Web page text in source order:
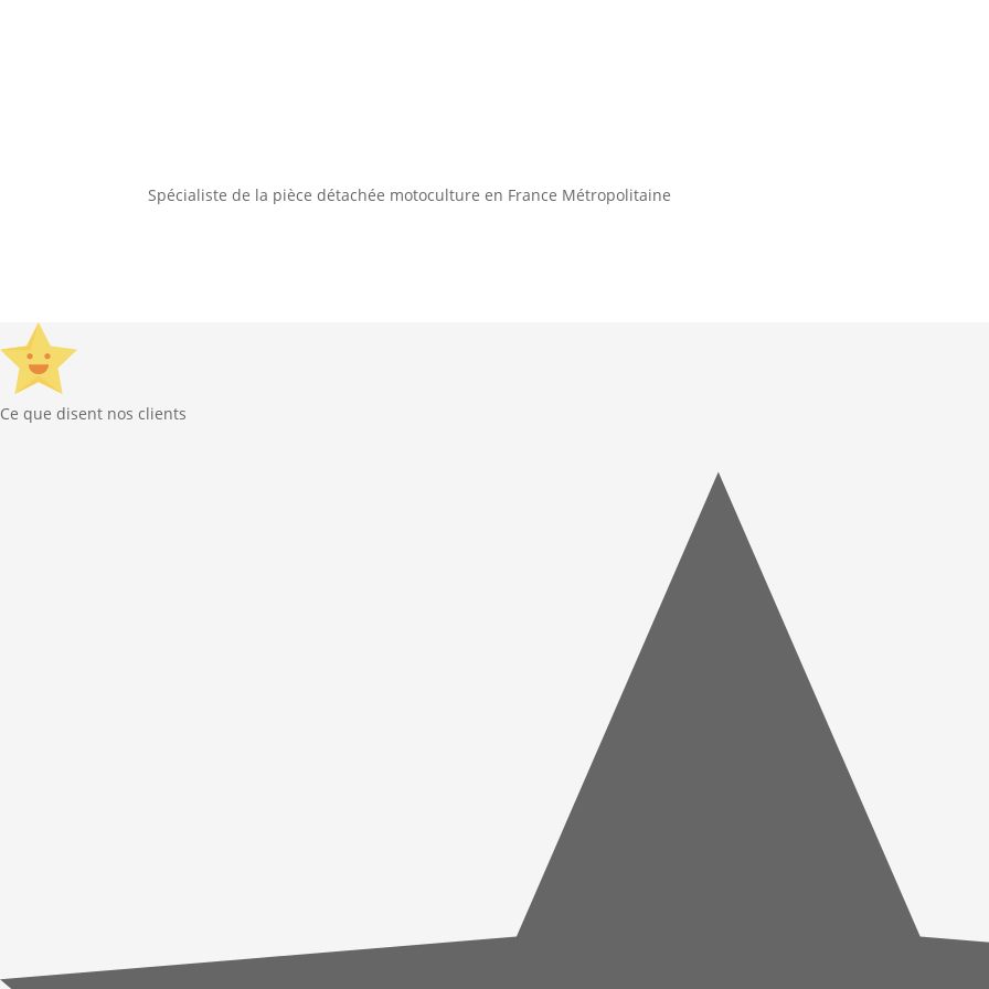
Spécialiste de la pièce détachée motoculture en France Métropolitaine
Ce que disent nos clients